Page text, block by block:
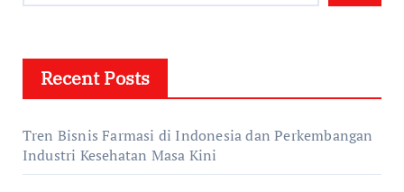
Recent Posts
Tren Bisnis Farmasi di Indonesia dan Perkembangan
Industri Kesehatan Masa Kini